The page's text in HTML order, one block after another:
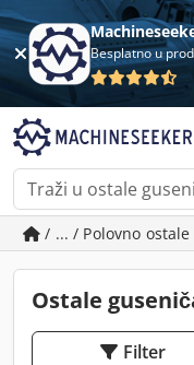
Besplatno u
/ ... / Polovno
Ostale
Filter